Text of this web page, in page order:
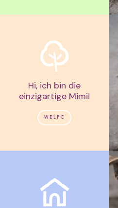
Hi, ich bin die
einzigartige Mimi!
WELPE